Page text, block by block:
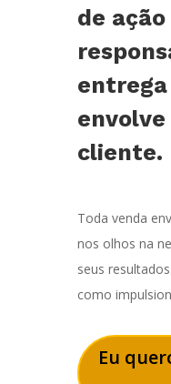
de
envolve
cliente.
Toda venda
nos olhos na
seus
como
Eu